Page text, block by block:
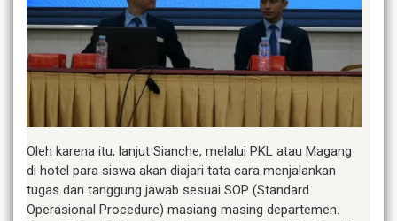
Oleh karena itu, lanjut Sianche, melalui PKL atau Magang
di hotel para siswa akan diajari tata cara menjalankan
tugas dan tanggung jawab sesuai SOP (Standard
Operasional Procedure) masiang masing departemen.